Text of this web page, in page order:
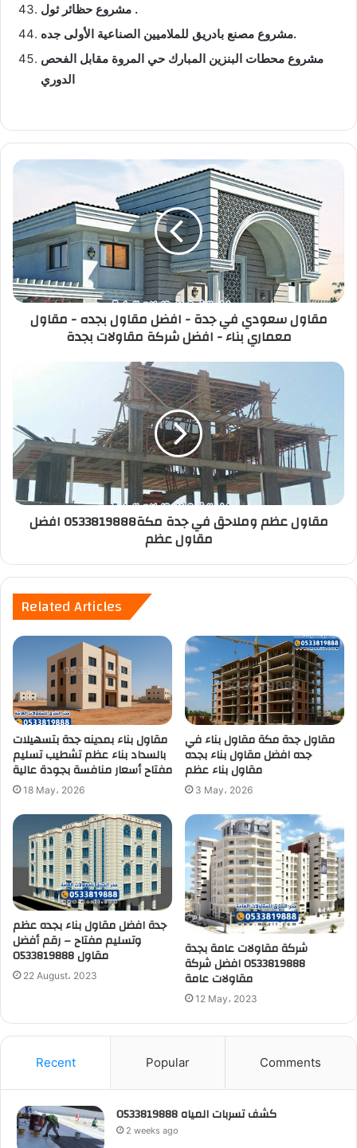
مشروع حظائر ثول .
مشروع مصنع بادريق للملاميين الصناعية الأولى جده.
مشروع محطات البنزين المبارك حي المروة مقابل الفحص
الدوري
مقاول سعودي في جدة - افضل مقاول بجده - مقاول
معماري بناء - افضل شركة مقاولات بجدة
مقاول عظم وملاحق في جدة مكة0533819888 افضل
مقاول عظم
Related Articles
مقاول بناء بمدينه جدة بتسهيلات
بالسداد بناء عظم تشطيب تسليم
مفتاح أسعار منافسة بجودة عالية
18 May، 2026
مقاول جدة مكة مقاول بناء في
جده افضل مقاول بناء بجده
مقاول بناء عظم
3 May، 2026
جدة افضل مقاول بناء بجده عظم
وتسليم مفتاح – رقم أفضل
مقاول 0533819888
22 August، 2023
شركة مقاولات عامة بجدة
0533819888 افضل شركة
مقاولات عامة
12 May، 2023
Recent Popular Comments
كشف تسربات المياه 0533819888
2 weeks ago